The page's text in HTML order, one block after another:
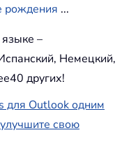
рождения ...
–
Немецкий,
других!
для Outlook одним
свою